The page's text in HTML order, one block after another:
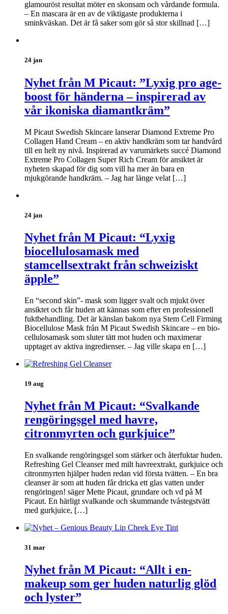
glamouröst resultat möter en skonsam och vårdande formula.
– En mascara är en av de viktigaste produkterna i
sminkväskan. Det är få saker som gör så stor skillnad […]
24 jan
Nyhet från M Picaut: ”Lyxig pro age-
boost för händerna – inspirerad av
vår ikoniska diamantkräm”
M Picaut Swedish Skincare lanserar Diamond Extreme Pro
Collagen Hand Cream – en aktiv handkräm som tar handvård
till en helt ny nivå. Inspirerad av varumärkets succé Diamond
Extreme Pro Collagen Super Rich Cream för ansiktet är
nyheten skapad för dig som vill ha mer än bara en
mjukgörande handkräm. – Jag har länge velat […]
24 jan
Nyhet från M Picaut: “Lyxig
biocellulosamask med
stamcellsextrakt från schweiziskt
äpple”
En “second skin”- mask som ligger svalt och mjukt över
ansiktet och får huden att kännas som efter en professionell
fuktbehandling. Det är känslan bakom nya Stem Cell Firming
Biocellulose Mask från M Picaut Swedish Skincare – en bio-
cellulosamask som sluter tätt mot huden och maximerar
upptaget av aktiva ingredienser. – Jag ville skapa en […]
19 aug
Nyhet från M Picaut: “Svalkande
rengöringsgel med havre,
citronmyrten och gurkjuice”
En svalkande rengöringsgel som stärker och återfuktar huden.
Refreshing Gel Cleanser med milt havreextrakt, gurkjuice och
citronmyrten hjälper huden redan vid första tvätten. – En bra
cleanser är som att huden får dricka ett glas vatten under
rengöringen! säger Mette Picaut, grundare och vd på M
Picaut. En härligt svalkande och skummande tvåstegstvätt
med gurkjuice, […]
31 mar
Nyhet från M Picaut: “Allt i en-
makeup som ger huden naturlig glöd
och lyster”